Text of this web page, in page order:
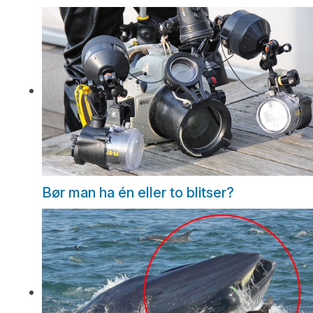
Bør man ha én eller to blitser?